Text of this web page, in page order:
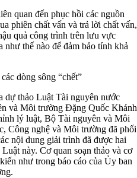
quan đến phục hồi các nguồn
phiên chất vấn và trả lời chất vấn,
quả công trình trên lưu vực
thế nào để đảm bảo tính khả
dòng sông “chết”
dự thảo Luật Tài nguyên nước
và Môi trường Đặng Quốc Khánh
lý luật, Bộ Tài nguyên và Môi
Công nghệ và Môi trường đã phối
nội dung giải trình đã được hai
này. Cơ quan soạn thảo và cơ
như trong báo cáo của Ủy ban